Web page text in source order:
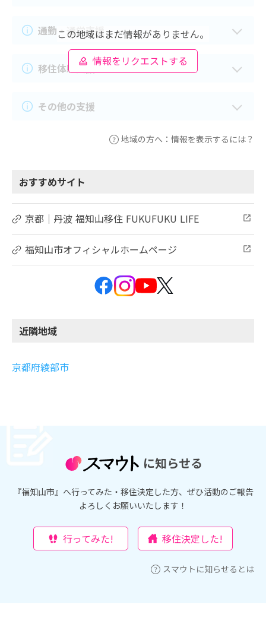
この地域はまだ情報がありません。
情報をリクエストする
通勤・通学支援
移住体験支援
その他の支援
地域の方へ：情報を表示するには？
おすすめサイト
京都｜丹波 福知山移住 FUKUFUKU LIFE
福知山市オフィシャルホームページ
近隣地域
京都府綾部市
に知らせる
『福知山市』へ行ってみた・移住決定した方、ぜひ活動のご報告
よろしくお願いいたします！
行ってみた! 移住決定した!
スマウトに知らせるとは